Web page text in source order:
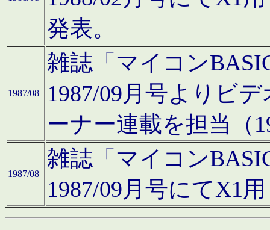
発表。
1987/08
雑誌「マイコン
1987/09月号よりビ
ーナー連載を担当（
1987/08
雑誌「マイコン
1987/09月号にてX1